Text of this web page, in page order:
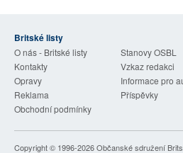
Britské listy
O nás - Britské listy
Stanovy OSBL
Kontakty
Vzkaz redakci
Opravy
Informace pro
Reklama
Příspěvky
Obchodní podmínky
Copyright © 1996-2026Občanské sdružení